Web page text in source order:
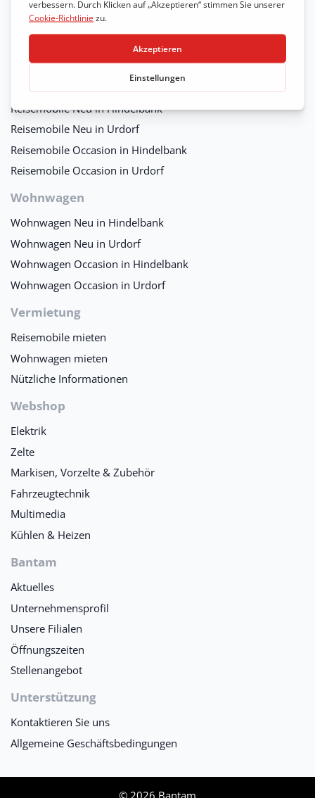
Reisemobile Neu in Hindelbank
Reisemobile Neu in Urdorf
Reisemobile Occasion in Hindelbank
Reisemobile Occasion in Urdorf
Wohnwagen
Wohnwagen Neu in Hindelbank
Wohnwagen Neu in Urdorf
Wohnwagen Occasion in Hindelbank
Wohnwagen Occasion in Urdorf
Vermietung
Reisemobile mieten
Wohnwagen mieten
Nützliche Informationen
Webshop
Elektrik
Zelte
Markisen, Vorzelte & Zubehör
Fahrzeugtechnik
Multimedia
Kühlen & Heizen
Bantam
Aktuelles
Unternehmensprofil
Unsere Filialen
Öffnungszeiten
Stellenangebot
Unterstützung
Kontaktieren Sie uns
Allgemeine Geschäftsbedingungen